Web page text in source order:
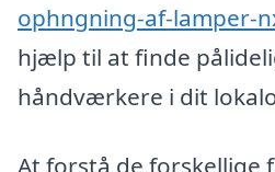
ophngning-af-lamper-
hjælp til at finde
håndværkere i dit